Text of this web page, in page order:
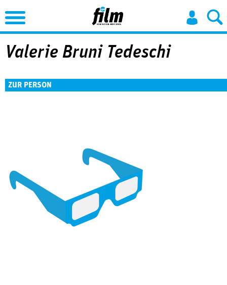
Jump to Navigation
Valerie Bruni Tedeschi
ZUR PERSON